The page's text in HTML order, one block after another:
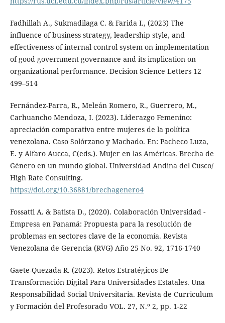
Fadhillah A., Sukmadilaga C. & Farida I., (2023) The
influence of business strategy, leadership style, and
effectiveness of internal control system on implementation
of good government governance and its implication on
organizational performance. Decision Science Letters 12
499–514
Fernández-Parra, R., Meleán Romero, R., Guerrero, M.,
Carhuancho Mendoza, I. (2023). Liderazgo Femenino:
apreciación comparativa entre mujeres de la política
venezolana. Caso Solórzano y Machado. En: Pacheco Luza,
E. y Alfaro Aucca, C(eds.). Mujer en las Américas. Brecha de
Género en un mundo global. Universidad Andina del Cusco/
High Rate Consulting.
https://doi.org/10.36881/brechagenero4
Fossatti A. & Batista D., (2020). Colaboración Universidad -
Empresa en Panamá: Propuesta para la resolución de
problemas en sectores clave de la economía. Revista
Venezolana de Gerencia (RVG) Año 25 No. 92, 1716-1740
Gaete-Quezada R. (2023). Retos Estratégicos De
Transformación Digital Para Universidades Estatales. Una
Responsabilidad Social Universitaria. Revista de Curriculum
y Formación del Profesorado VOL. 27, N.º 2, pp. 1-22